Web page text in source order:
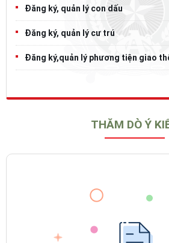
Đăng ký, quản lý con dấu
Đăng ký, quản lý cư trú
Đăng ký,quản lý phương tiện giao
THĂM DÒ Ý